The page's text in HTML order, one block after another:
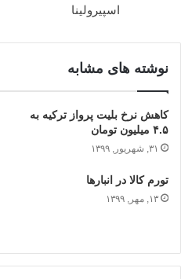
اسپیرولینا
نوشته های مشابه
کاهش نرخ بلیت پرواز ترکیه به
۴.۵ میلیون تومان
۳۱, شهریور, ۱۳۹۹
تورم کالا در انبارها
۱۳, مهر, ۱۳۹۹